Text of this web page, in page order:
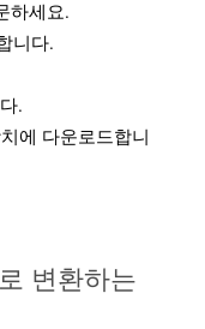
하세요.
니다.
.
에 다운로드합니
변환하는